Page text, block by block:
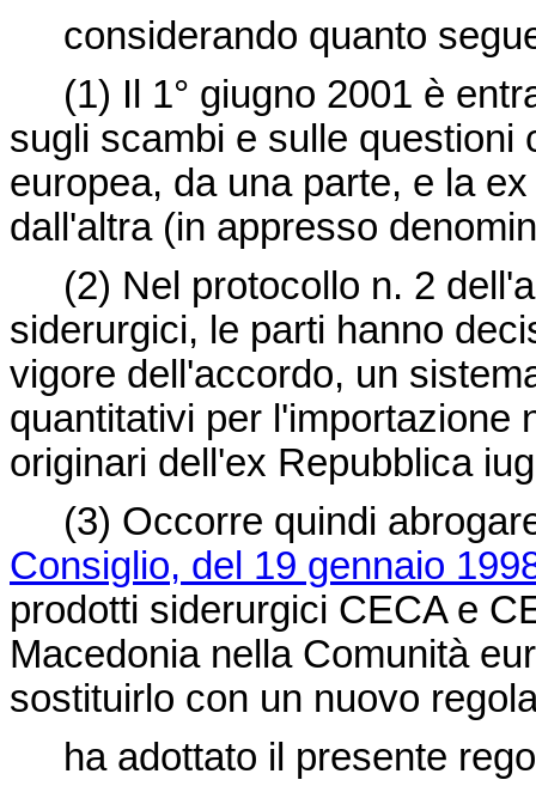
considerando quanto
(1) Il 1° giugno 2001 è
sugli scambi e sulle questioni
europea, da una parte, e la
dall'altra (in appresso
(2) Nel protocollo n. 2
siderurgici, le parti hanno
vigore dell'accordo, un
quantitativi per l'importazione
originari dell'ex Repubblica
(3) Occorre quindi
Consiglio, del 19 gennaio
prodotti siderurgici CECA e
Macedonia nella Comunità
sostituirlo con un nuovo
ha adottato il presente